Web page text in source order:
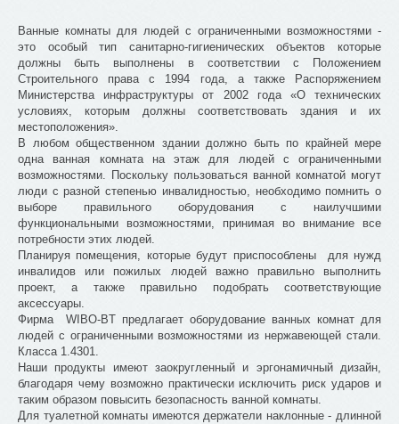
Ванные комнаты для людей с ограниченными возможностями -
это особый тип санитарно-гигиенических объектов которые
должны быть выполнены в соответствии с Положением
Строительного права с 1994 года, а также Распоряжением
Министерства инфраструктуры от 2002 года «О технических
условиях, которым должны соответствовать здания и их
местоположения».
В любом общественном здании должно быть по крайней мере
одна ванная комната на этаж для людей с ограниченными
возможностями. Поскольку пользоваться ванной комнатой могут
люди с разной степенью инвалидностью, необходимо помнить о
выборе правильного оборудования с наилучшими
функциональными возможностями, принимая во внимание все
потребности этих людей.
Планируя помещения, которые будут приспособлены для нужд
инвалидов или пожилых людей важно правильно выполнить
проект, а также правильно подобрать соответствующие
аксессуары.
Фирма WIBO-BT предлагает оборудование ванных комнат для
людей с ограниченными возможностями из нержавеющей стали.
Класса 1.4301.
Наши продукты имеют заокругленный и эргонамичный дизайн,
благодаря чему возможно практически исключить риск ударов и
таким образом повысить безопасность ванной комнаты.
Для туалетной комнаты имеются держатели наклонные - длинной